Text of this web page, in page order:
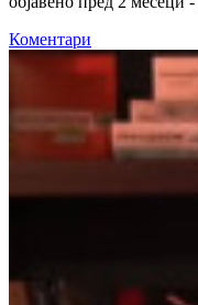
Коментари